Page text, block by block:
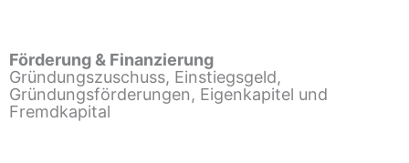
Förderung & Finanzierung
Gründungszuschuss, Einstiegsgeld,
Gründungsförderungen, Eigenkapitel und
Fremdkapital